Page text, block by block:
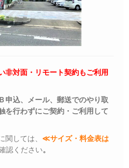
非対面・リモート契約もご利用
申込、メール、郵送でのやり取
を行わずにご契約・ご利用して
関しては、 ≪サイズ・料金表は
認ください。